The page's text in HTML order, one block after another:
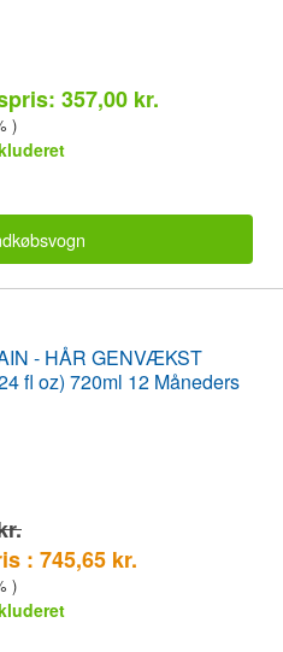
357,00 kr.
)
- HÅR GENVÆKST
fl oz) 720ml 12 Måneders
: 745,65 kr.
)